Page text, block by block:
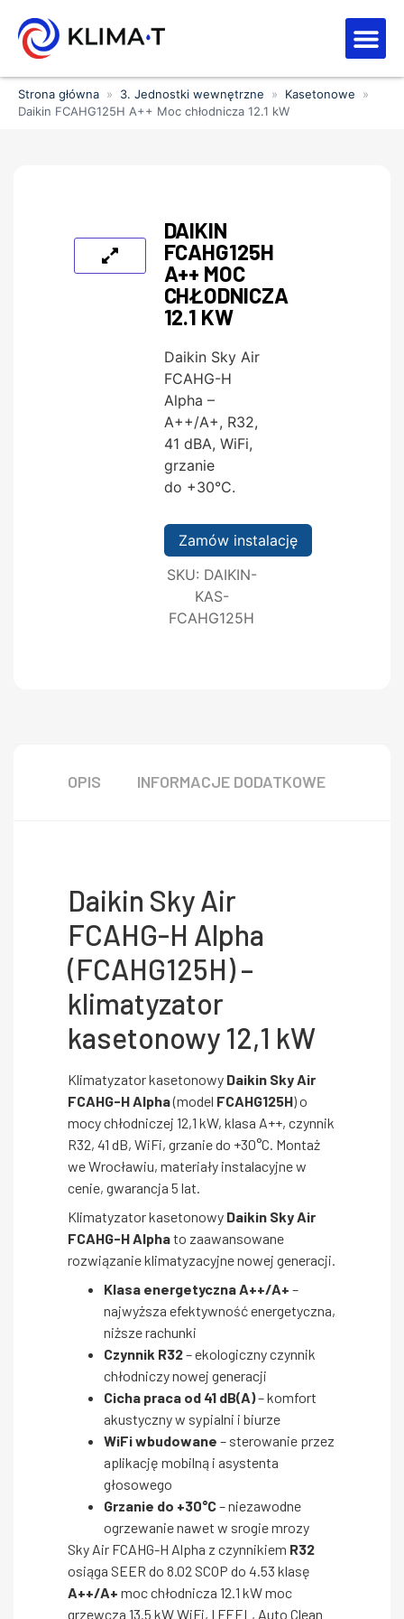
Strona główna » 3. Jednostki wewnętrzne » Kasetonowe
»
Daikin FCAHG125H A++ Moc chłodnicza 12.1 kW
DAIKIN
FCAHG125H
A++ MOC
CHŁODNICZA
12.1 KW
Daikin Sky Air
FCAHG-H
Alpha –
A++/A+, R32,
41 dBA, WiFi,
grzanie
do +30°C.
Zamów instalację
SKU: DAIKIN-
KAS-
FCAHG125H
OPIS INFORMACJE DODATKOWE
Daikin Sky Air
FCAHG-H Alpha
(FCAHG125H) –
klimatyzator
kasetonowy 12,1 kW
Klimatyzator kasetonowy Daikin Sky Air
FCAHG-H Alpha(model FCAHG125H) o
mocy chłodniczej 12,1 kW, klasa A++, czynnik
R32, 41 dB, WiFi, grzanie do +30°C. Montaż
we Wrocławiu, materiały instalacyjne w
cenie, gwarancja 5 lat.
Klimatyzator kasetonowy Daikin Sky Air
FCAHG-H Alphato zaawansowane
rozwiązanie klimatyzacyjne nowej generacji.
Klasa energetyczna A++/A+ –
najwyższa efektywność energetyczna,
niższe rachunki
Czynnik R32– ekologiczny czynnik
chłodniczy nowej generacji
Cicha praca od 41 dB(A)– komfort
akustyczny w sypialni i biurze
WiFi wbudowane – sterowanie przez
aplikację mobilną i asystenta
głosowego
Grzanie do +30°C– niezawodne
ogrzewanie nawet w srogie mrozy
Sky Air FCAHG-H Alpha z czynnikiem R32
osiąga SEER do 8.02 SCOP do 4.53 klasę
A++/A+ moc chłodnicza 12.1 kW moc
grzewcza 13.5 kW WiFi, I FEEL, Auto Clean